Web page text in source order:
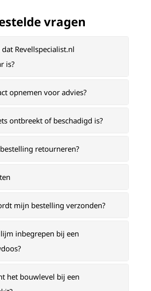
vragen
Revellspecialist.nl
is?
opnemen voor advies?
ontbreekt of beschadigd is?
retourneren?
mijn bestelling verzonden?
inbegrepen bij een
het bouwlevel bij een